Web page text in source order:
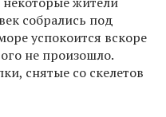
собрались под
успокоится вскоре
не произошло.
снятые со скелетов